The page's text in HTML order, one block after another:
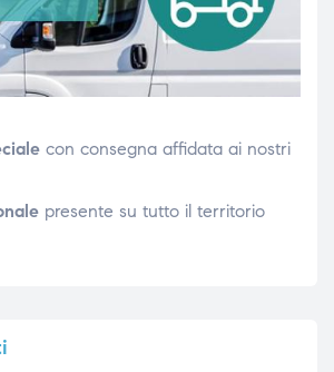
con consegna affidata ai nostri
presente su tutto il territorio